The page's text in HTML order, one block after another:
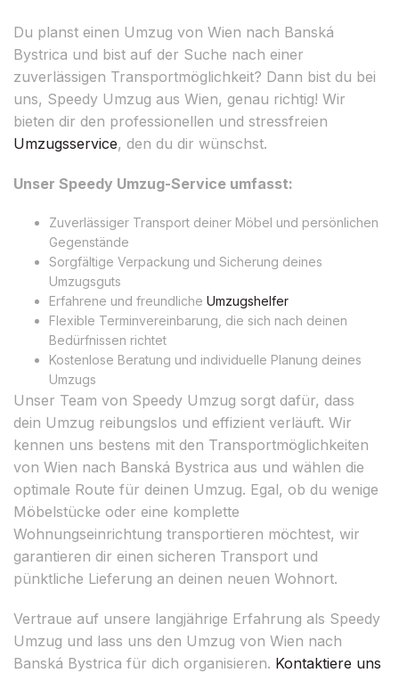
Du planst einen Umzug von Wien nach Banská
Bystrica und bist auf der Suche nach einer
zuverlässigen Transportmöglichkeit? Dann bist du bei
uns, Speedy Umzug aus Wien, genau richtig! Wir
bieten dir den professionellen und stressfreien
Umzugsservice, den du dir wünschst.
Unser Speedy Umzug-Service umfasst:
Zuverlässiger Transport deiner Möbel und persönlichen
Gegenstände
Sorgfältige Verpackung und Sicherung deines
Umzugsguts
Erfahrene und freundliche Umzugshelfer
Flexible Terminvereinbarung, die sich nach deinen
Bedürfnissen richtet
Kostenlose Beratung und individuelle Planung deines
Umzugs
Unser Team von Speedy Umzug sorgt dafür, dass
dein Umzug reibungslos und effizient verläuft. Wir
kennen uns bestens mit den Transportmöglichkeiten
von Wien nach Banská Bystrica aus und wählen die
optimale Route für deinen Umzug. Egal, ob du wenige
Möbelstücke oder eine komplette
Wohnungseinrichtung transportieren möchtest, wir
garantieren dir einen sicheren Transport und
pünktliche Lieferung an deinen neuen Wohnort.
Vertraue auf unsere langjährige Erfahrung als Speedy
Umzug und lass uns den Umzug von Wien nach
Banská Bystrica für dich organisieren. Kontaktiere uns